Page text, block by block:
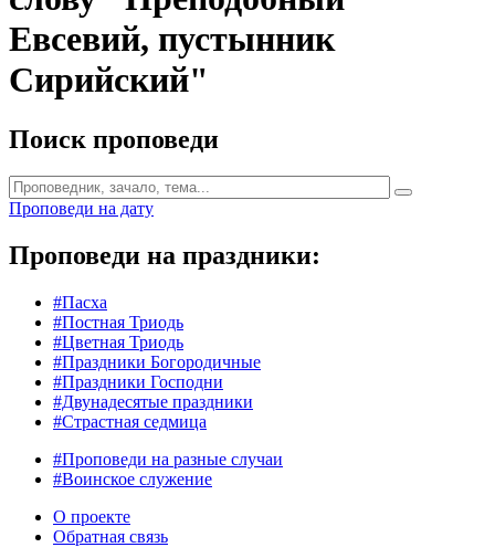
Евсевий, пустынник
Сирийский"
Поиск проповеди
Проповеди на дату
Проповеди на праздники:
#Пасха
#Постная Триодь
#Цветная Триодь
#Праздники Богородичные
#Праздники Господни
#Двунадесятые праздники
#Страстная седмица
#Проповеди на разные случаи
#Воинское служение
О проекте
Обратная связь